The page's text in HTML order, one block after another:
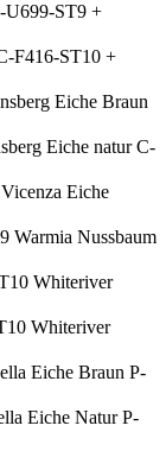
U699-ST9 +
F416-ST10 +
Eiche Braun
Eiche natur C-
Vicenza Eiche
Warmia Nussbaum
Whiteriver
Whiteriver
Eiche Braun P-
Eiche Natur P-